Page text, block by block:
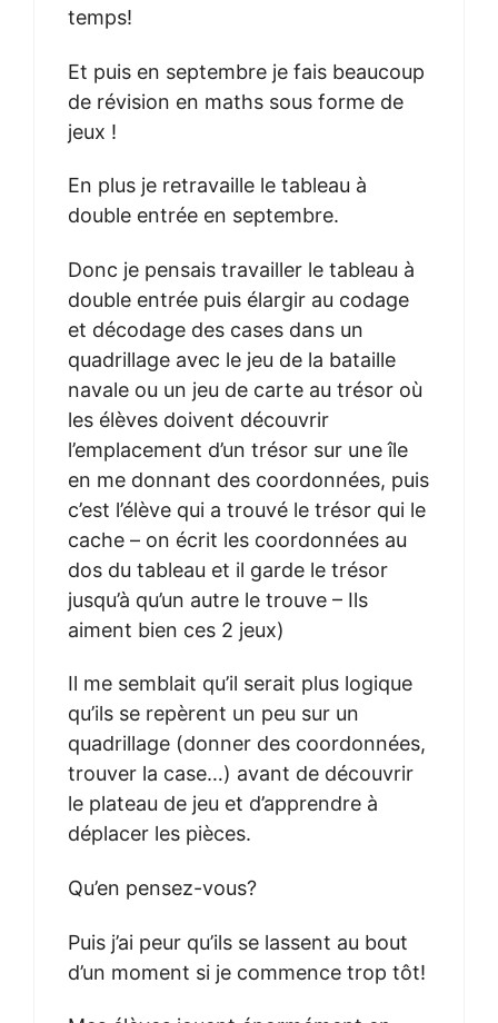
temps!
Et puis en septembre je fais beaucoup
de révision en maths sous forme de
jeux !
En plus je retravaille le tableau à
double entrée en septembre.
Donc je pensais travailler le tableau à
double entrée puis élargir au codage
et décodage des cases dans un
quadrillage avec le jeu de la bataille
navale ou un jeu de carte au trésor où
les élèves doivent découvrir
l’emplacement d’un trésor sur une île
en me donnant des coordonnées, puis
c’est l’élève qui a trouvé le trésor qui le
cache – on écrit les coordonnées au
dos du tableau et il garde le trésor
jusqu’à qu’un autre le trouve – Ils
aiment bien ces 2 jeux)
Il me semblait qu’il serait plus logique
qu’ils se repèrent un peu sur un
quadrillage (donner des coordonnées,
trouver la case…) avant de découvrir
le plateau de jeu et d’apprendre à
déplacer les pièces.
Qu’en pensez-vous?
Puis j’ai peur qu’ils se lassent au bout
d’un moment si je commence trop tôt!